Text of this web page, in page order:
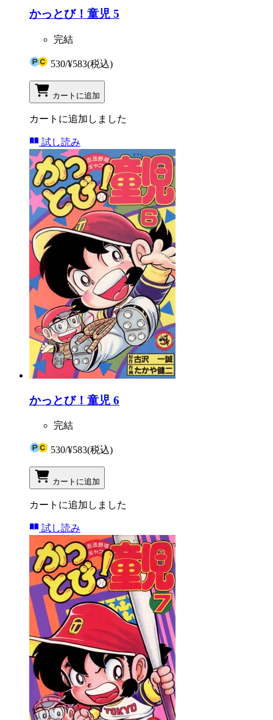
かっとび！童児 5
完結
530/¥583(税込)
カートに追加
カートに追加しました
試し読み
かっとび！童児 6
完結
530/¥583(税込)
カートに追加
カートに追加しました
試し読み